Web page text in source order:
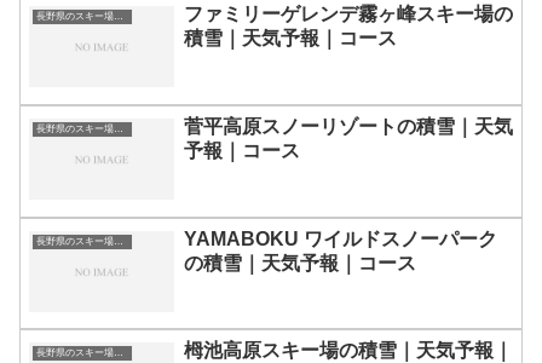
長野県のスキー場・ゲレンデの一覧
ファミリーゲレンデ霧ヶ峰スキー場の
積雪｜天気予報｜コース
長野県のスキー場・ゲレンデの一覧
菅平高原スノーリゾートの積雪｜天気
予報｜コース
長野県のスキー場・ゲレンデの一覧
YAMABOKU ワイルドスノーパーク
の積雪｜天気予報｜コース
長野県のスキー場・ゲレンデの一覧
栂池高原スキー場の積雪｜天気予報｜